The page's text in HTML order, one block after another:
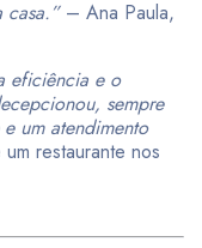
casa.”– Ana Paula,
eficiência e o
sempre
um atendimento
restaurante nos